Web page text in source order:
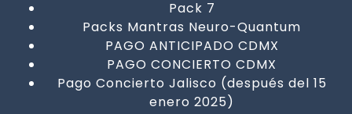
Pack 7
Packs Mantras Neuro-Quantum
PAGO ANTICIPADO CDMX
PAGO CONCIERTO CDMX
Pago Concierto Jalisco (después del 15
enero 2025)